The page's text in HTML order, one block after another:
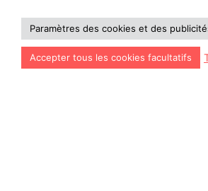
Declaration D’Accessibilite
Politique de Confidentialité
Paramètres des cookies et des
Accepter tous les cookies facultatifs